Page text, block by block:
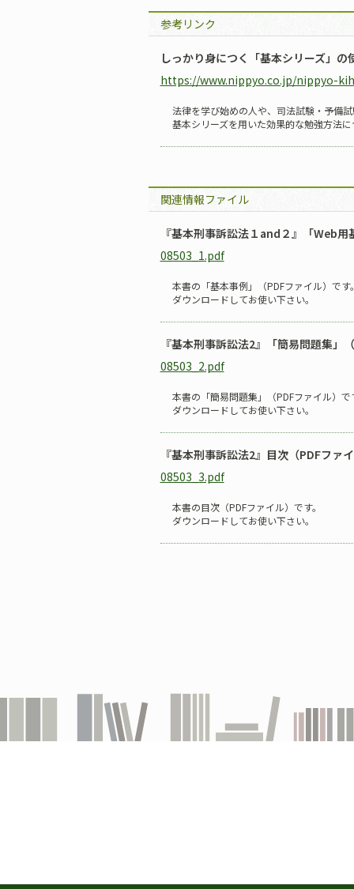
参考リンク
しっかり身につく「基本シリーズ」の
https://www.nippyo.co.jp/nippyo-
法律を学び始めの人や、司法試験・予備
基本シリーズを用いた効果的な勉強方法
関連情報ファイル
『基本刑事訴訟法１and２』「Web用
08503_1.pdf
本書の「基本事例」（PDFファイル）です
ダウンロードしてお使い下さい。
『基本刑事訴訟法2』「簡易問題集」
08503_2.pdf
本書の「簡易問題集」（PDFファイル）で
ダウンロードしてお使い下さい。
『基本刑事訴訟法2』目次（PDFファ
08503_3.pdf
本書の目次（PDFファイル）です。
ダウンロードしてお使い下さい。